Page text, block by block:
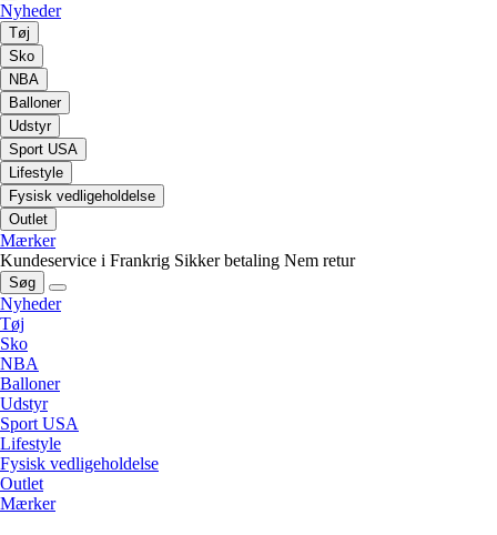
Nyheder
Tøj
Sko
NBA
Balloner
Udstyr
Sport USA
Lifestyle
Fysisk vedligeholdelse
Outlet
Mærker
Kundeservice i Frankrig Sikker betaling Nem retur
Søg
Nyheder
Tøj
Sko
NBA
Balloner
Udstyr
Sport USA
Lifestyle
Fysisk vedligeholdelse
Outlet
Mærker